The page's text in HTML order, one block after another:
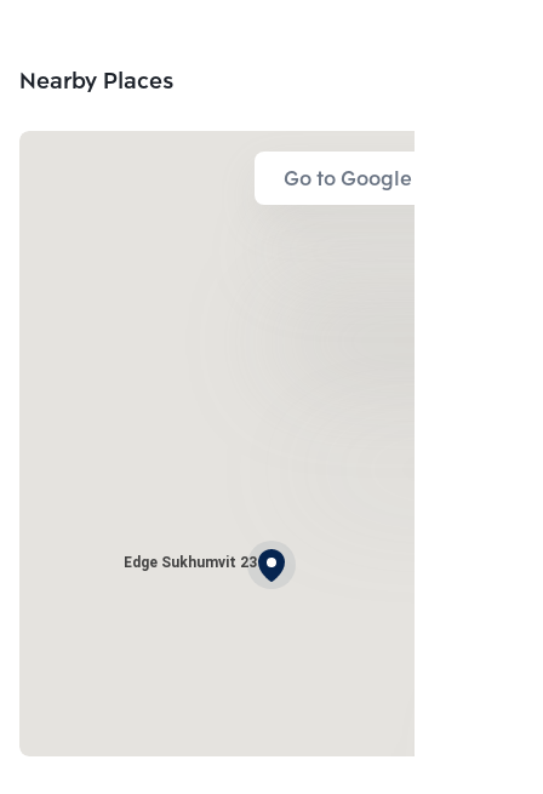
Nearby Places
Go to Google Map
Edge Sukhumvit 23